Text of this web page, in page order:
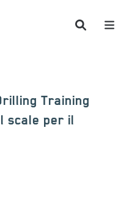
Training
scale per il